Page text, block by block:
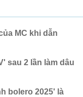
MC khi dẫn
sau 2 lần làm dâu
bolero 2025' là